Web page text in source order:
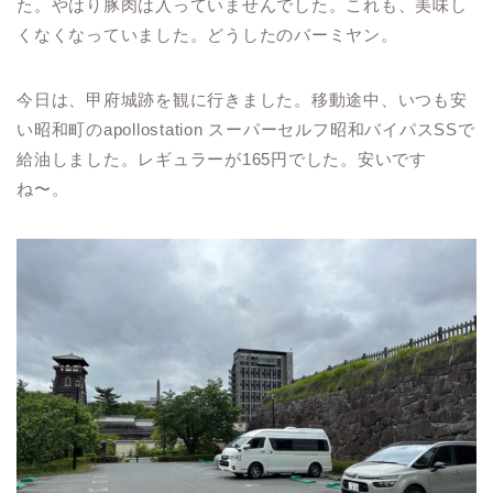
た。やはり豚肉は入っていませんでした。これも、美味し
くなくなっていました。どうしたのバーミヤン。
今日は、甲府城跡を観に行きました。移動途中、いつも安
い昭和町のapollostation スーパーセルフ昭和バイパスSSで
給油しました。レギュラーが165円でした。安いです
ね〜。